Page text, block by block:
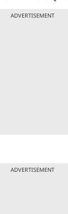
ADVERTISEMENT
ADVERTISEMENT